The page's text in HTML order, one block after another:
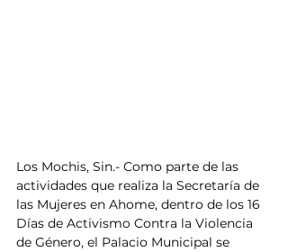
Los Mochis, Sin.- Como parte de las
actividades que realiza la Secretaría de
las Mujeres en Ahome, dentro de los 16
Días de Activismo Contra la Violencia
de Género, el Palacio Municipal se